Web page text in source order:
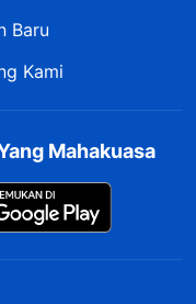
Baru
Kami
Mahakuasa